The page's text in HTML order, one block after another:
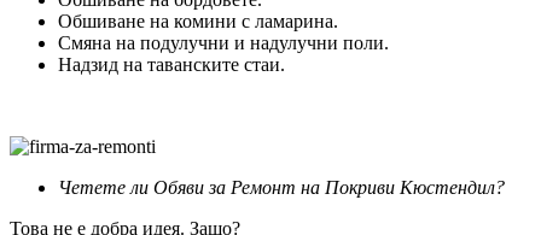
Обшиване на комини с ламарина.
Смяна на подулучни и надулучни поли.
Надзид на таванските стаи.
Четете ли Обяви за Ремонт на Покриви Кюстендил?
Това не е добра идея. Защо?